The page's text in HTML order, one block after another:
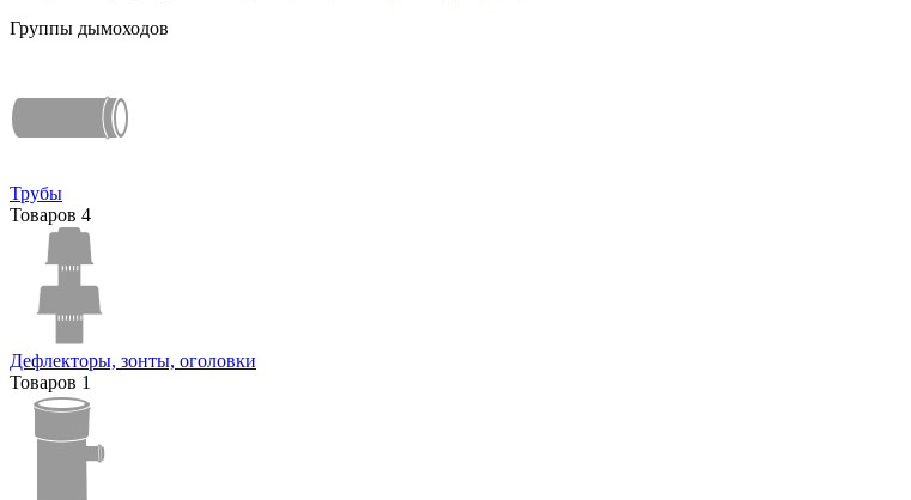
Группы дымоходов
Трубы
Товаров 4
Дефлекторы, зонты, оголовки
Товаров 1